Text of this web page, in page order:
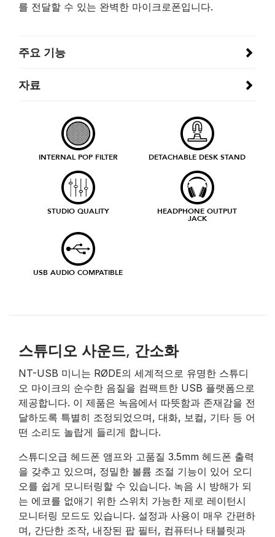
를 전달할 수 있는 완벽한 마이크로폰입니다.
주요 기능
자료
INTERNAL POP FILTER DETACHABLE DESK STAND
STUDIO QUALITY HEADPHONE OUTPUT
JACK
USB AUDIO COMPATIBLE
스튜디오 사운드, 간소화
NT-USB 미니는 RØDE의 세계적으로 유명한 스튜디
오 마이크의 순수한 음질을 컴팩트한 USB 플랫폼으로
제공합니다. 이 제품은 녹음에서 따뜻함과 존재감을 전
달하도록 특별히 조정되었으며, 대화, 보컬, 기타 등 어
떤 소리도 놀랍게 들리게 합니다.
스튜디오급 헤드폰 앰프와 고품질 3.5mm 헤드폰 출력
을 갖추고 있으며, 정밀한 볼륨 조절 기능이 있어 오디
오를 쉽게 모니터링할 수 있습니다. 녹음 시 방해가 되
는 에코를 없애기 위한 스위치 가능한 제로 레이턴시
모니터링 모드도 있습니다. 설정과 사용이 매우 간편하
며, 간단한 조작, 내장된 팝 필터, 컴퓨터나 태블릿과